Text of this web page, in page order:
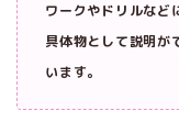
ワークやドリルなど
具体物として説明が
います。